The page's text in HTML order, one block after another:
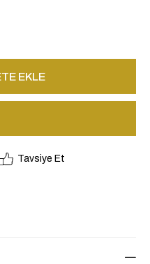
Tavsiye Et